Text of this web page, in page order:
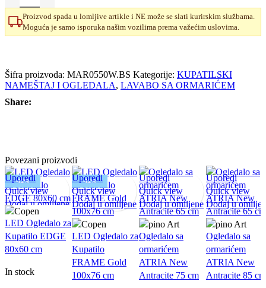
Proizvod spada u lomljive artikle i NE može se slati kurirskim službama.
Moguća je samo isporuka našim vozilima prema važećim uslovima.
Šifra proizvoda: MAR0550W.BS Kategorije: KUPATILSKI
NAMEŠTAJ I OGLEDALA, LAVABO SA ORMARIĆEM
Share:
Povezani proizvodi
-12%
Uporedi
Quick view
Dodaj u omiljene
LED Ogledalo za
Kupatilo EDGE
80x60 cm
In stock
-12%
Uporedi
Quick view
Dodaj u omiljene
LED Ogledalo za
Kupatilo
FRAME Gold
100x76 cm
Uporedi
Quick view
Dodaj u omiljene
Ogledalo sa
ormarićem
ATRIA New
Antracite 75 cm
Uporedi
Quick view
Dodaj u
Ogledalo sa
ormarićem
ATRIA New
Antracite 85 cm